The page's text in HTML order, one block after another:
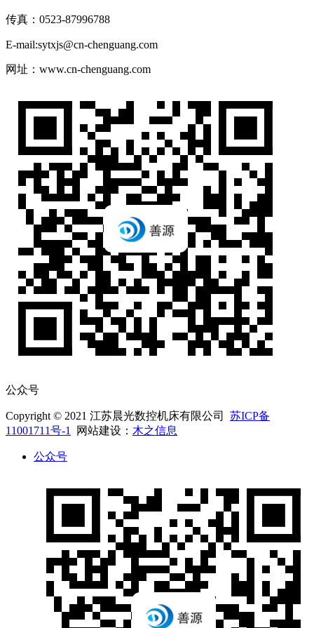
传真：0523-87996788
E-mail:sytxjs@cn-chenguang.com
网址：www.cn-chenguang.com
公众号
Copyright © 2021 江苏晨光数控机床有限公司 苏ICP备
11001711号-1
网站建设： 木之信息
公众号